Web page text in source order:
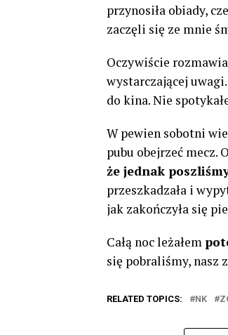
przynosiła obiady,
zaczęli się ze mnie
Oczywiście
wystarczającej
do kina. Nie
W pewien sobotni
pubu obejrzeć mecz.
że jednak
przeszkadzała i
jak zakończyła się
Całą noc leżałem
się pobraliśmy, nasz
RELATED TOPICS: NK